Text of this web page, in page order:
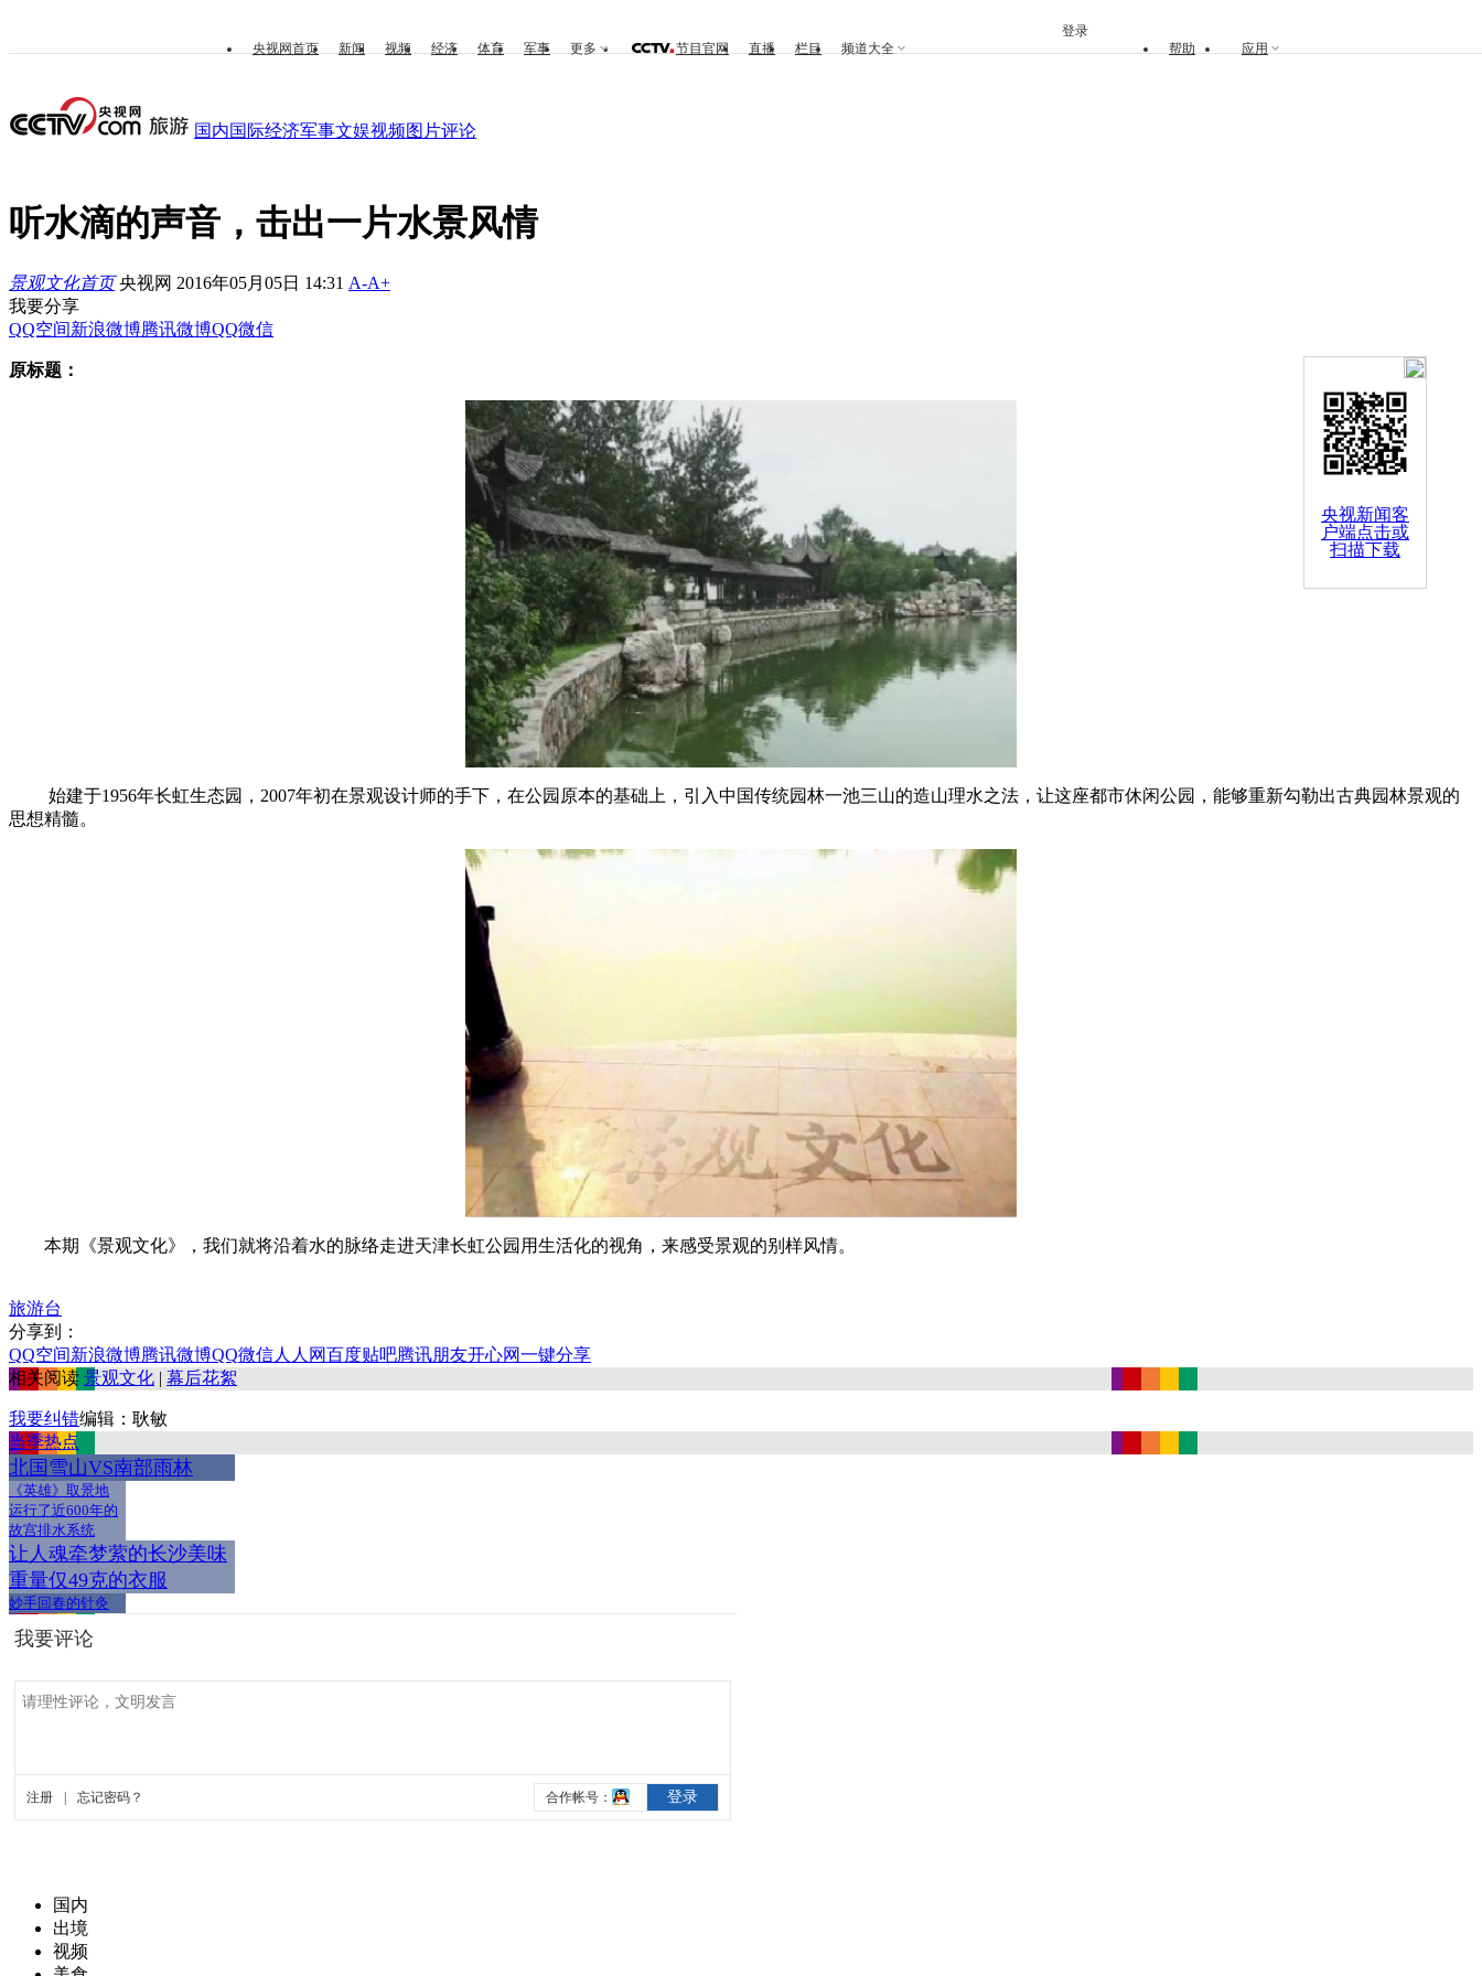
央视新闻客
户端点击或
扫描下载
央视网首页 新闻 视频 经济 体育 军事 更多 节目官网 直播 栏目 频道大全 帮助 应用
登录
国内国际经济军事文娱视频图片评论
听水滴的声音，击出一片水景风情
景观文化首页 央视网 2016年05月05日 14:31 A-A+
我要分享
QQ空间新浪微博腾讯微博QQ微信
原标题：
始建于1956年长虹生态园，2007年初在景观设计师的手下，在公园原本的基础上，引入中国传统园林一池三山的造山理水之法，让这座都市休闲公园，能够重新勾勒出古典园林景观的
思想精髓。
本期《景观文化》，我们就将沿着水的脉络走进天津长虹公园用生活化的视角，来感受景观的别样风情。
旅游台
分享到：
QQ空间新浪微博腾讯微博QQ微信人人网百度贴吧腾讯朋友开心网一键分享
相关阅读 景观文化 | 幕后花絮
我要纠错编辑：耿敏
当季热点
北国雪山VS南部雨林
《英雄》取景地
运行了近600年的
故宫排水系统
让人魂牵梦萦的长沙美味
重量仅49克的衣服
妙手回春的针灸
国内
出境
视频